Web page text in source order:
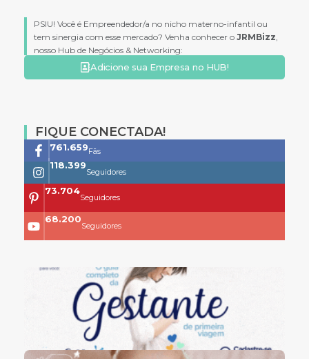
PSIU! Você é Empreendedor/a no nicho materno-infantil ou
tem sinergia com esse mercado? Venha conhecer o JRMBizz
nosso Hub de Negócios & Networking:
Adicione sua Empresa no HUB!
FIQUE CONECTADA!
761.659Fãs
118.399
Seguidores
73.704
Seguidores
68.200
Seguidores